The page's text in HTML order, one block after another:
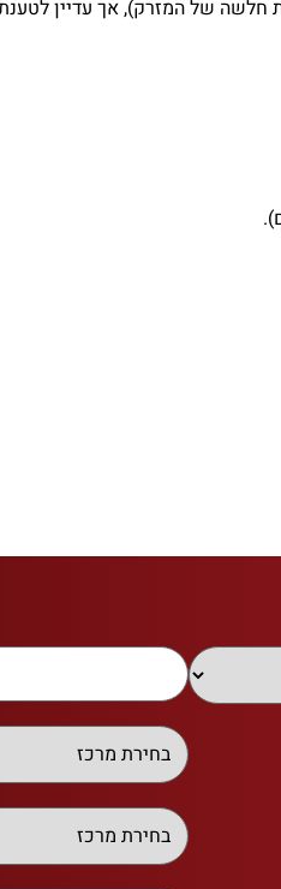
חלשה של המזרק), אך עדיין